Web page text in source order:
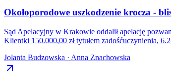
Okołoporodowe uszkodzenie krocza -
Sąd Apelacyjny w Krakowie oddalił apelację
Klientki 150.000,00 zł tytułem zadośćuczynienia,
Jolanta Budzowska · Anna Znachowska